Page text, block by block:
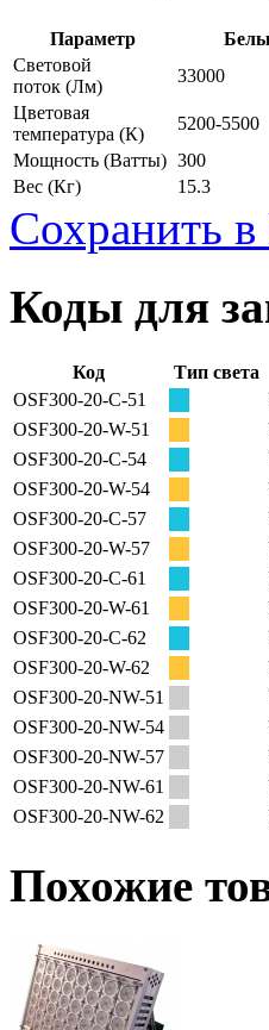
Параметр
Световой
поток (Лм)
33000
Цветовая
температура (К)
5200-5500
Мощность (Ватты) 300
Вес (Кг) 15.3
Сохранить в
Коды для
Код Тип света
OSF300-20-C-51
OSF300-20-W-51
OSF300-20-C-54
OSF300-20-W-54
OSF300-20-C-57
OSF300-20-W-57
OSF300-20-C-61
OSF300-20-W-61
OSF300-20-C-62
OSF300-20-W-62
OSF300-20-NW-51
OSF300-20-NW-54
OSF300-20-NW-57
OSF300-20-NW-61
OSF300-20-NW-62
Похожие